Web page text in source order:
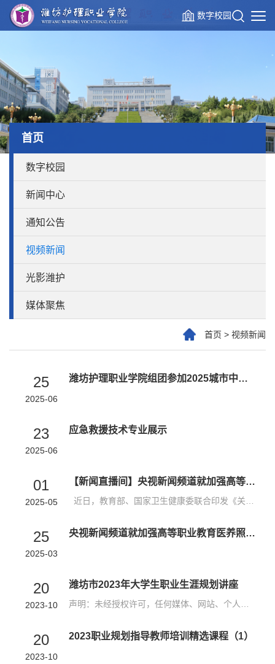
数字校园
首页
数字校园
新闻中心
通知公告
视频新闻
光影潍护
媒体聚焦
首页 > 视频新闻
25
2025-06
潍坊护理职业学院组团参加2025城市中医医院高质量发展会议并协同主办中医药国际化平行会议
23
2025-06
应急救援技术专业展示
01
2025-05
【新闻直播间】央视新闻频道就加强高等职业教育医养照护与管理专业建设到我校采访
25
2025-03
央视新闻频道就加强高等职业教育医养照护与管理专业建设到我校采访
20
2023-10
潍坊市2023年大学生职业生涯规划讲座
20
2023-10
2023职业规划指导教师培训精选课程（1）